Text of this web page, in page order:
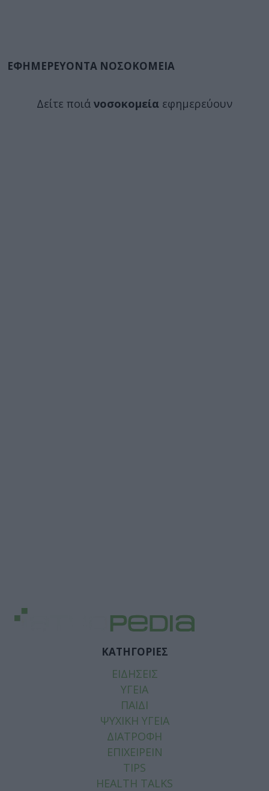
ΕΦΗΜΕΡΕΥΟΝΤΑ ΝΟΣΟΚΟΜΕΙΑ
Δείτε ποιά νοσοκομεία εφημερεύουν
ΚΑΤΗΓΟΡΙΕΣ
ΕΙΔΗΣΕΙΣ
ΥΓΕΙΑ
ΠΑΙΔΙ
ΨΥΧΙΚΗ ΥΓΕΙΑ
ΔΙΑΤΡΟΦΗ
ΕΠΙΧΕΙΡΕΙΝ
TIPS
HEALTH TALKS